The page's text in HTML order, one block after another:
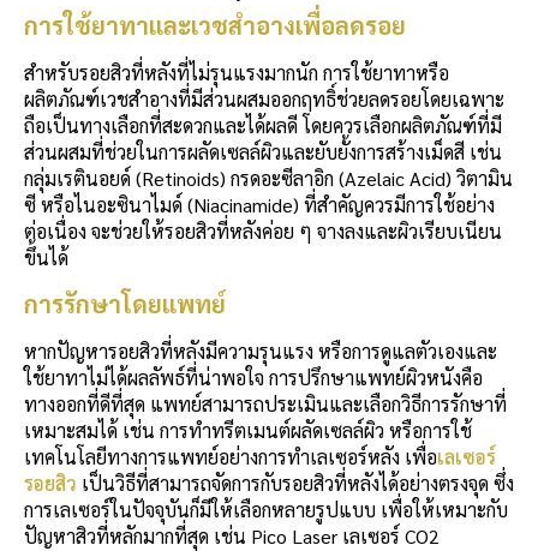
การใช้ยาทาและเวชสำอางเพื่อลดรอย
สำหรับรอยสิวที่หลังที่ไม่รุนแรงมากนัก การใช้ยาทาหรือ
ผลิตภัณฑ์เวชสำอางที่มีส่วนผสมออกฤทธิ์ช่วยลดรอยโดยเฉพาะ
ถือเป็นทางเลือกที่สะดวกและได้ผลดี โดยควรเลือกผลิตภัณฑ์ที่มี
ส่วนผสมที่ช่วยในการผลัดเซลล์ผิวและยับยั้งการสร้างเม็ดสี เช่น
กลุ่มเรตินอยด์ (Retinoids) กรดอะซีลาอิก (Azelaic Acid) วิตามิน
ซี หรือไนอะซินาไมด์ (Niacinamide) ที่สำคัญควรมีการใช้อย่าง
ต่อเนื่อง จะช่วยให้รอยสิวที่หลังค่อย ๆ จางลงและผิวเรียบเนียน
ขึ้นได้
การรักษาโดยแพทย์
หากปัญหารอยสิวที่หลังมีความรุนแรง หรือการดูแลตัวเองและ
ใช้ยาทาไม่ได้ผลลัพธ์ที่น่าพอใจ การปรึกษาแพทย์ผิวหนังคือ
ทางออกที่ดีที่สุด แพทย์สามารถประเมินและเลือกวิธีการรักษาที่
เหมาะสมได้ เช่น การทำทรีตเมนต์ผลัดเซลล์ผิว หรือการใช้
เทคโนโลยีทางการแพทย์อย่างการทำเลเซอร์หลัง เพื่อเลเซอร์
รอยสิว เป็นวิธีที่สามารถจัดการกับรอยสิวที่หลังได้อย่างตรงจุด ซึ่ง
การเลเซอร์ในปัจจุบันก็มีให้เลือกหลายรูปแบบ เพื่อให้เหมาะกับ
ปัญหาสิวที่หลักมากที่สุด เช่น Pico Laser เลเซอร์ CO2